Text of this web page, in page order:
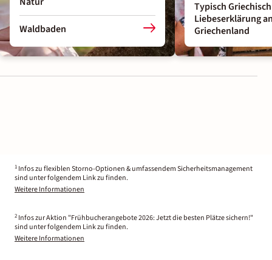
Waldbaden
Typisch
Liebeserklärung
Griechenland
1 Infos zu flexiblen Storno-Optionen & umfassendem Sicherheitsmanagement
sind unter folgendem Link zu finden.
Weitere Informationen
2 Infos zur Aktion "Frühbucherangebote 2026: Jetzt die besten Plätze sichern!"
sind unter folgendem Link zu finden.
Weitere Informationen